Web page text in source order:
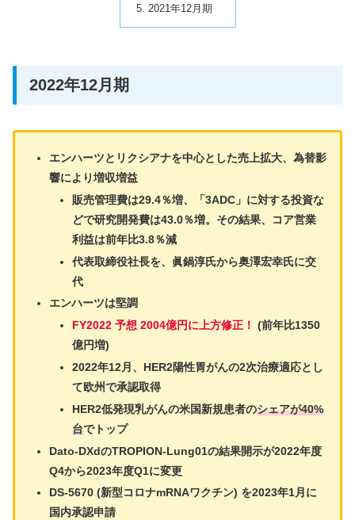
2021年12月期
2022年12月期
エンハーツとリクシアナを中心とした売上拡大、為替影
響により増収増益
販売管理費は29.4％増、「3ADC」に対する投資な
どで研究開発費は43.0％増。その結果、コア営業
利益は前年比3.8％減
代表取締役社長を、眞鍋淳氏から奥澤宏幸氏に交
代
エンハーツは堅調
FY2022 予想 2004億円に上方修正！ (前年比1350
億円増)
2022年12月、HER2陽性胃がんの2次治療適応とし
て欧州で承認取得
HER2低発現乳がんの米国新規患者のシェアが40%
台でトップ
Dato-DXdのTROPION-Lung01の結果開示が2022年度
Q4から2023年度Q1に変更
DS-5670 (新型コロナmRNAワクチン) を2023年1月に
国内承認申請